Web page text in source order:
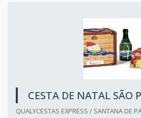
CESTA DE NATAL SÃO
QUALYCESTAS EXPRESS / SANTANA DE